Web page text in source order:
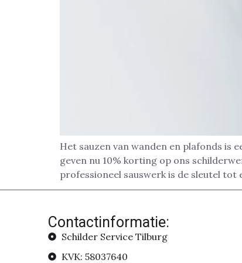
Het sauzen van wanden en plafonds is
geven nu 10% korting op ons
professioneel sauswerk is de sleutel tot
Contactinformatie:
Schilder Service Tilburg
KVK: 58037640